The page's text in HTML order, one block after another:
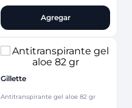
Agregar
Gillette
Antitranspirante gel aloe 82 gr